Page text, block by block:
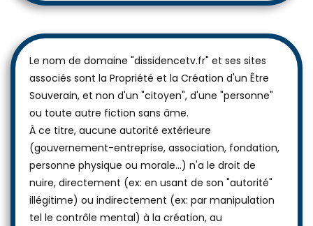
Le nom de domaine "dissidencetv.fr" et ses sites
associés sont la Propriété et la Création d'un Être
Souverain, et non d'un "citoyen", d'une "personne"
ou toute autre fiction sans âme.
À ce titre, aucune autorité extérieure
(gouvernement-entreprise, association, fondation,
personne physique ou morale...) n'a le droit de
nuire, directement (ex: en usant de son "autorité"
illégitime) ou indirectement (ex: par manipulation
tel le contrôle mental) à la création, au